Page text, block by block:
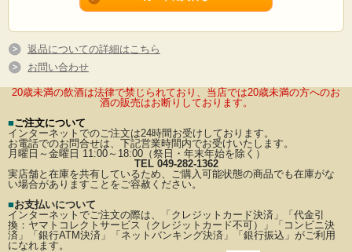
返品についての詳細はこちら
お問い合わせ
20歳未満の飲酒は法律で禁じられており、当店では20歳未満の方へのお
酒の販売はお断りしております。
■ご注文について
インターネットでのご注文は24時間お受けしております。
お電話でのお問合せは、下記営業時間内でお受けいたします。
月曜日～金曜日 11:00～18:00（祭日・年末年始を除く）
TEL 049-282-1362
実店舗と在庫を共有しているため、ご購入可能状態の商品でも在庫がな
い場合がありますことをご容赦ください。
■お支払いについて
インターネットでご注文の際は、「クレジットカード決済」「代金引
換：ヤマトコレクトサービス（クレジットカード不可）」
「コンビニ決
済」「銀行ATM決済」「ネットバンキング決済」「銀行振込」がご利用
になれます。